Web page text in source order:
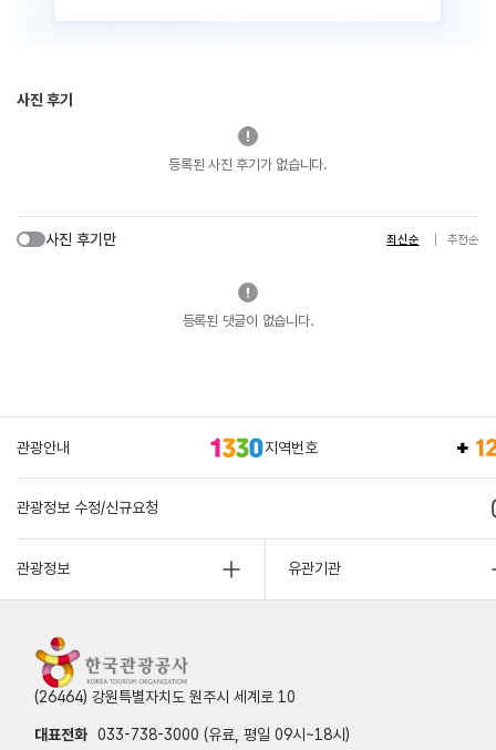
사진 후기
등록된 사진 후기가 없습니다.
사진 후기만 최신순 추천순
등록된 댓글이 없습니다.
관광안내 지역번호
관광정보 수정/신규요청
관광정보 유관기관
(26464) 강원특별자치도 원주시 세계로 10
대표전화 033-738-3000 (유료, 평일 09시~18시)